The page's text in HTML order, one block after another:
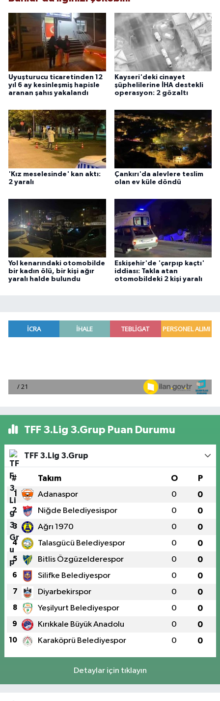
Uyuşturucu ticaretinden 12
yıl 6 ay kesinleşmiş hapisle
aranan şahıs yakalandı
Kayseri'deki cinayet
şüphelilerine İHA destekli
operasyon: 2 gözaltı
'Kız meselesinde' kan aktı:
2 yaralı
Çankırı'da alevlere teslim
olan ev küle döndü
Yol kenarındaki otomobilde
bir kadın ölü, bir kişi ağır
yaralı halde bulundu
Eskişehir'de 'çarpıp kaçtı'
iddiası: Takla atan
otomobildeki 2 kişi yaralı
TFF 3.Lig 3.Grup Puan Durumu
TFF 3.Lig 3.Grup
# Takım O P
1 Adanaspor 0 0
2 Niğde Belediyesispor 0 0
3 Ağrı 1970 0 0
4 Talasgücü Belediyespor 0 0
5 Bitlis Özgüzelderespor 0 0
6 Silifke Belediyespor 0 0
7 Diyarbekirspor 0 0
8 Yeşilyurt Belediyespor 0 0
9 Kırıkkale Büyük Anadolu 0 0
10 Karaköprü Belediyespor 0 0
Detaylar için tıklayın